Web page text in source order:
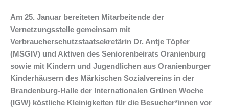
Am 25. Januar bereiteten Mitarbeitende der
Vernetzungsstelle gemeinsam mit
Verbraucherschutzstaatsekretärin Dr. Antje Töpfer
(MSGIV) und Aktiven des Seniorenbeirats Oranienburg
sowie mit Kindern und Jugendlichen aus Oranienburger
Kinderhäusern des Märkischen Sozialvereins in der
Brandenburg-Halle der Internationalen Grünen Woche
(IGW) köstliche Kleinigkeiten für die Besucher*innen vor